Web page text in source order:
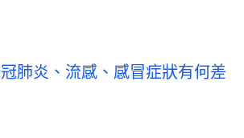
肺炎、流感、感冒症狀有何差